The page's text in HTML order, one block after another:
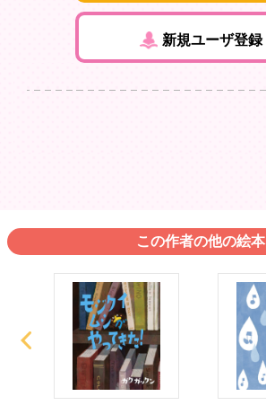
新規ユーザ登録
この作者の他の絵本